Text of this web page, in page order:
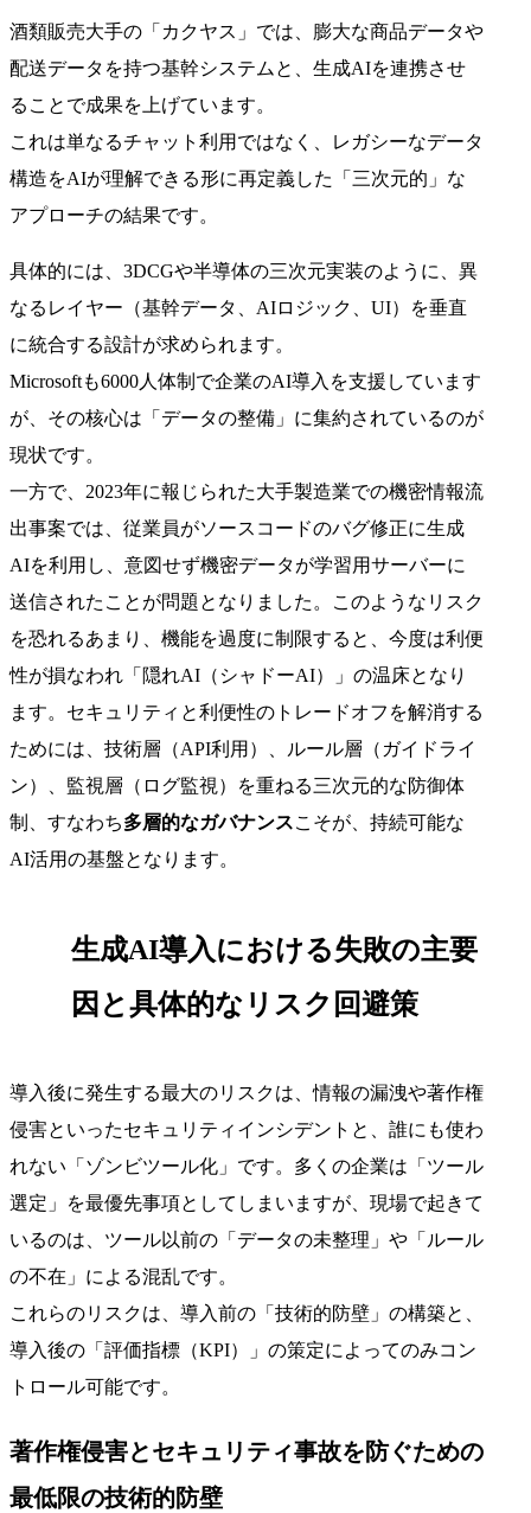
酒類販売大手の「カクヤス」では、膨大な商品データや
配送データを持つ基幹システムと、生成AIを連携させ
ることで成果を上げています。
これは単なるチャット利用ではなく、レガシーなデータ
構造をAIが理解できる形に再定義した「三次元的」な
アプローチの結果です。
具体的には、3DCGや半導体の三次元実装のように、異
なるレイヤー（基幹データ、AIロジック、UI）を垂直
に統合する設計が求められます。
Microsoftも6000人体制で企業のAI導入を支援しています
が、その核心は「データの整備」に集約されているのが
現状です。
一方で、2023年に報じられた大手製造業での機密情報流
出事案では、従業員がソースコードのバグ修正に生成
AIを利用し、意図せず機密データが学習用サーバーに
送信されたことが問題となりました。このようなリスク
を恐れるあまり、機能を過度に制限すると、今度は利便
性が損なわれ「隠れAI（シャドーAI）」の温床となり
ます。セキュリティと利便性のトレードオフを解消する
ためには、技術層（API利用）、ルール層（ガイドライ
ン）、監視層（ログ監視）を重ねる三次元的な防御体
制、すなわち多層的なガバナンスこそが、持続可能な
AI活用の基盤となります。
生成AI導入における失敗の主要
因と具体的なリスク回避策
導入後に発生する最大のリスクは、情報の漏洩や著作権
侵害といったセキュリティインシデントと、誰にも使わ
れない「ゾンビツール化」です。多くの企業は「ツール
選定」を最優先事項としてしまいますが、現場で起きて
いるのは、ツール以前の「データの未整理」や「ルール
の不在」による混乱です。
これらのリスクは、導入前の「技術的防壁」の構築と、
導入後の「評価指標（KPI）」の策定によってのみコン
トロール可能です。
著作権侵害とセキュリティ事故を防ぐための
最低限の技術的防壁